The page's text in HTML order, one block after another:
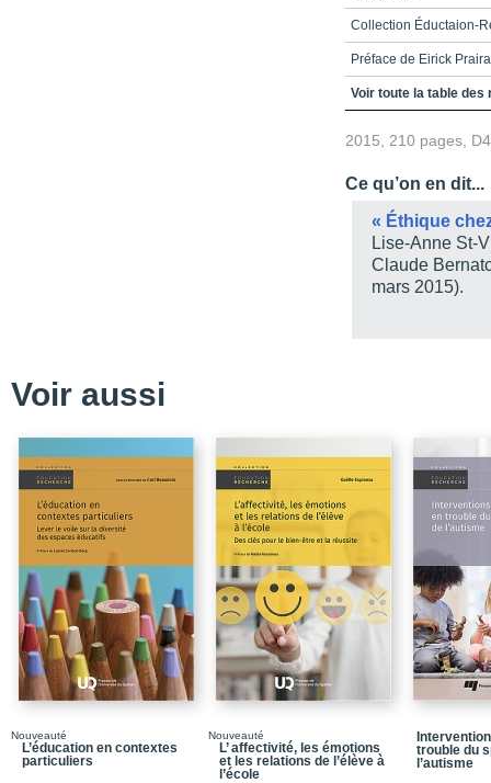
Collection Éductaion-
Préface de Eirick
Remerciements
Chapitre 1 -
programmes de
Résumé
Références
Chapitre 3 - Les
éthiques en formation
Conclusion
Chapitre 4 - La
développement de la
Conclusion
Chapitre 5 - Comment
d’acteurs en formation
Voir toute la table des
2015, 210 pages,
Ce qu’on en dit...
« Éthique
Lise-Anne St-
Claude
mars 2015).
Voir aussi
Nouveauté
L’éducation en contextes
particuliers
Nouveauté
L’ affectivité, les émotions
et les relations de l’élève à
l’école
trouble du
l’autisme